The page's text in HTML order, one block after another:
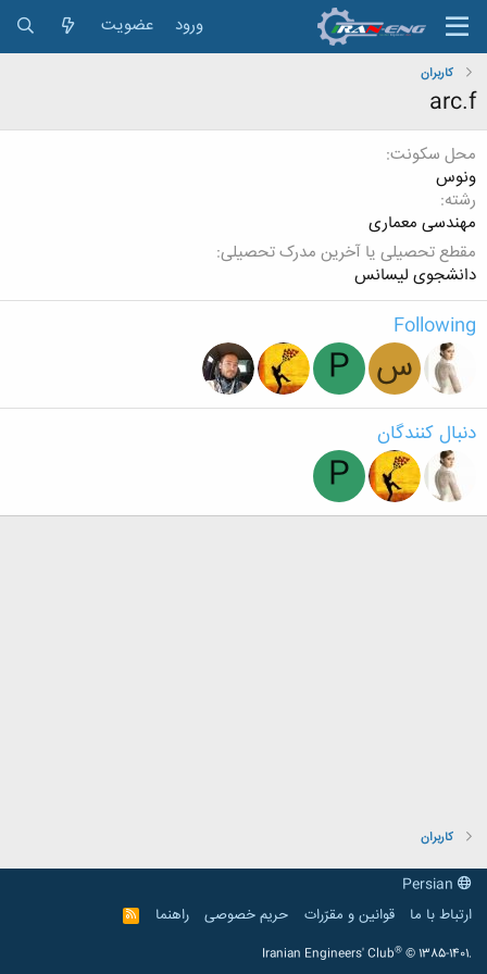
ورود عضویت
کاربران
arc.f
محل سکونت
ونوس
رشته
مهندسی معماری
مقطع تحصیلی یا آخرین مدرک تحصیلی
دانشجوی لیسانس
Following
س P
دنبال کنندگان
P
کاربران
ارتباط با ما
قوانین و مقرّرات حریم خصوصی راهنما
R
S
Iranian Engineers' Club® © 1385-1401.